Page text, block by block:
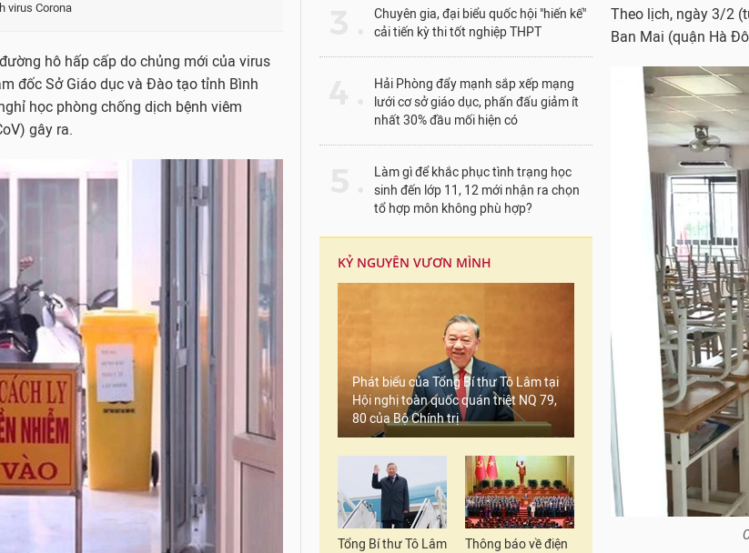
virus Corona
hô hấp cấp do chủng mới của virus
đốc Sở Giáo dục và Đào tạo tỉnh Bình
học phòng chống dịch bệnh viêm
gây ra.
Chuyên gia, đại biểu quốc hội "hiến kế"
cải tiến kỳ thi tốt nghiệp THPT
Hải Phòng đẩy mạnh sắp xếp mạng
lưới cơ sở giáo dục, phấn đấu giảm ít
nhất 30% đầu mối hiện có
Làm gì để khắc phục tình trạng học
sinh đến lớp 11, 12 mới nhận ra chọn
tổ hợp môn không phù hợp?
KỶ NGUYÊN VƯƠN MÌNH
Phát biểu của Tổng Bí thư Tô Lâm tại
Hội nghị toàn quốc quán triệt NQ 79,
80 của Bộ Chính trị
Tổng Bí thư Tô Lâm
Thông báo về điện
Theo lịch, ngày 3/2
Ban Mai (quận Hà